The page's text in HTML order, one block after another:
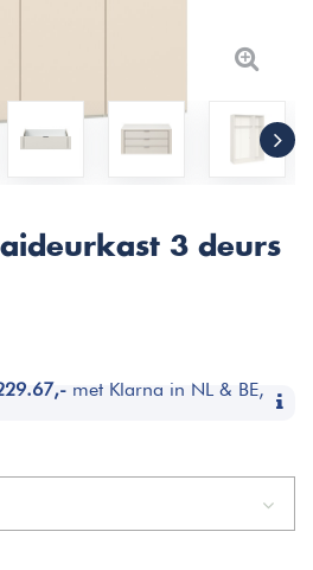
3 deurs
met Klarna in NL & BE,